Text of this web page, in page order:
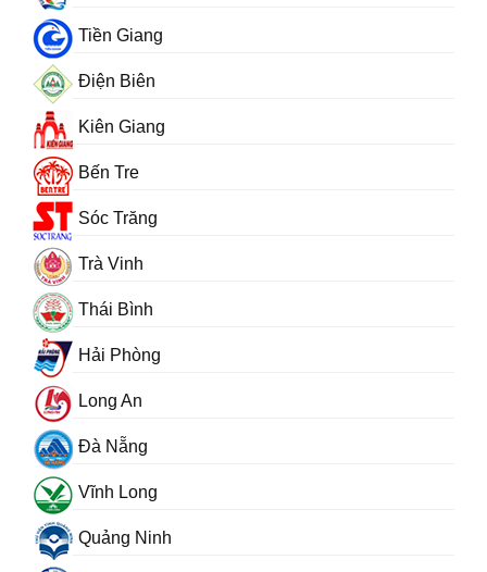
Tiền Giang
Điện Biên
Kiên Giang
Bến Tre
Sóc Trăng
Trà Vinh
Thái Bình
Hải Phòng
Long An
Đà Nẵng
Vĩnh Long
Quảng Ninh